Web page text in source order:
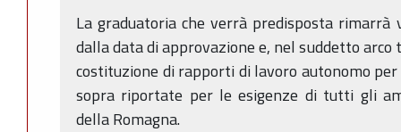
La graduatoria che verrà predisposta
dalla data di approvazione e, nel suddetto
costituzione di rapporti di lavoro autonomo
sopra riportate per le esigenze di tutti gli
della Romagna.